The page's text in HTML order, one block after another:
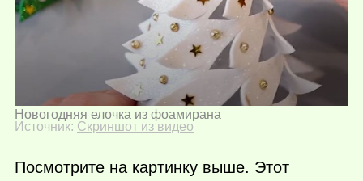
Новогодняя елочка из фоамирана
Источник: Скриншот из видео
Посмотрите на картинку выше. Этот